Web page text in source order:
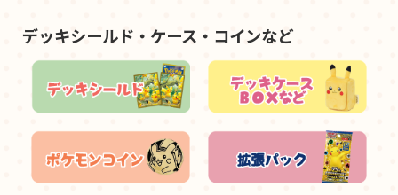
デッキシールド・ケース・コインなど